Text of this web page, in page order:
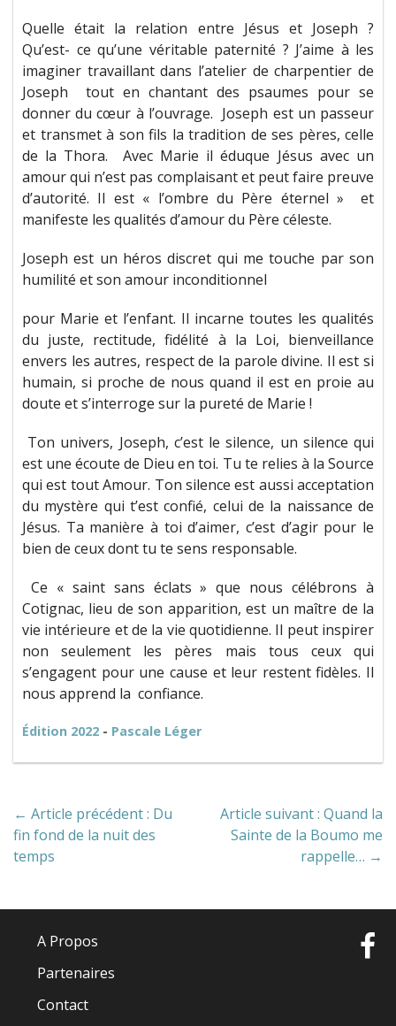
Quelle était la relation entre Jésus et Joseph ?
Qu’est- ce qu’une véritable paternité ? J’aime à les
imaginer travaillant dans l’atelier de charpentier de
Joseph tout en chantant des psaumes pour se
donner du cœur à l’ouvrage. Joseph est un passeur
et transmet à son fils la tradition de ses pères, celle
de la Thora. Avec Marie il éduque Jésus avec un
amour qui n’est pas complaisant et peut faire preuve
d’autorité. Il est « l’ombre du Père éternel » et
manifeste les qualités d’amour du Père céleste.
Joseph est un héros discret qui me touche par son
humilité et son amour inconditionnel
pour Marie et l’enfant. Il incarne toutes les qualités
du juste, rectitude, fidélité à la Loi, bienveillance
envers les autres, respect de la parole divine. Il est si
humain, si proche de nous quand il est en proie au
doute et s’interroge sur la pureté de Marie !
Ton univers, Joseph, c’est le silence, un silence qui
est une écoute de Dieu en toi. Tu te relies à la Source
qui est tout Amour. Ton silence est aussi acceptation
du mystère qui t’est confié, celui de la naissance de
Jésus. Ta manière à toi d’aimer, c’est d’agir pour le
bien de ceux dont tu te sens responsable.
Ce « saint sans éclats » que nous célébrons à
Cotignac, lieu de son apparition, est un maître de la
vie intérieure et de la vie quotidienne. Il peut inspirer
non seulement les pères mais tous ceux qui
s’engagent pour une cause et leur restent fidèles. Il
nous apprend la confiance.
Édition 2022 - Pascale Léger
← Article précédent : Du
fin fond de la nuit des
temps
Article suivant : Quand la
Sainte de la Boumo me
rappelle… →
A Propos
Partenaires
Contact